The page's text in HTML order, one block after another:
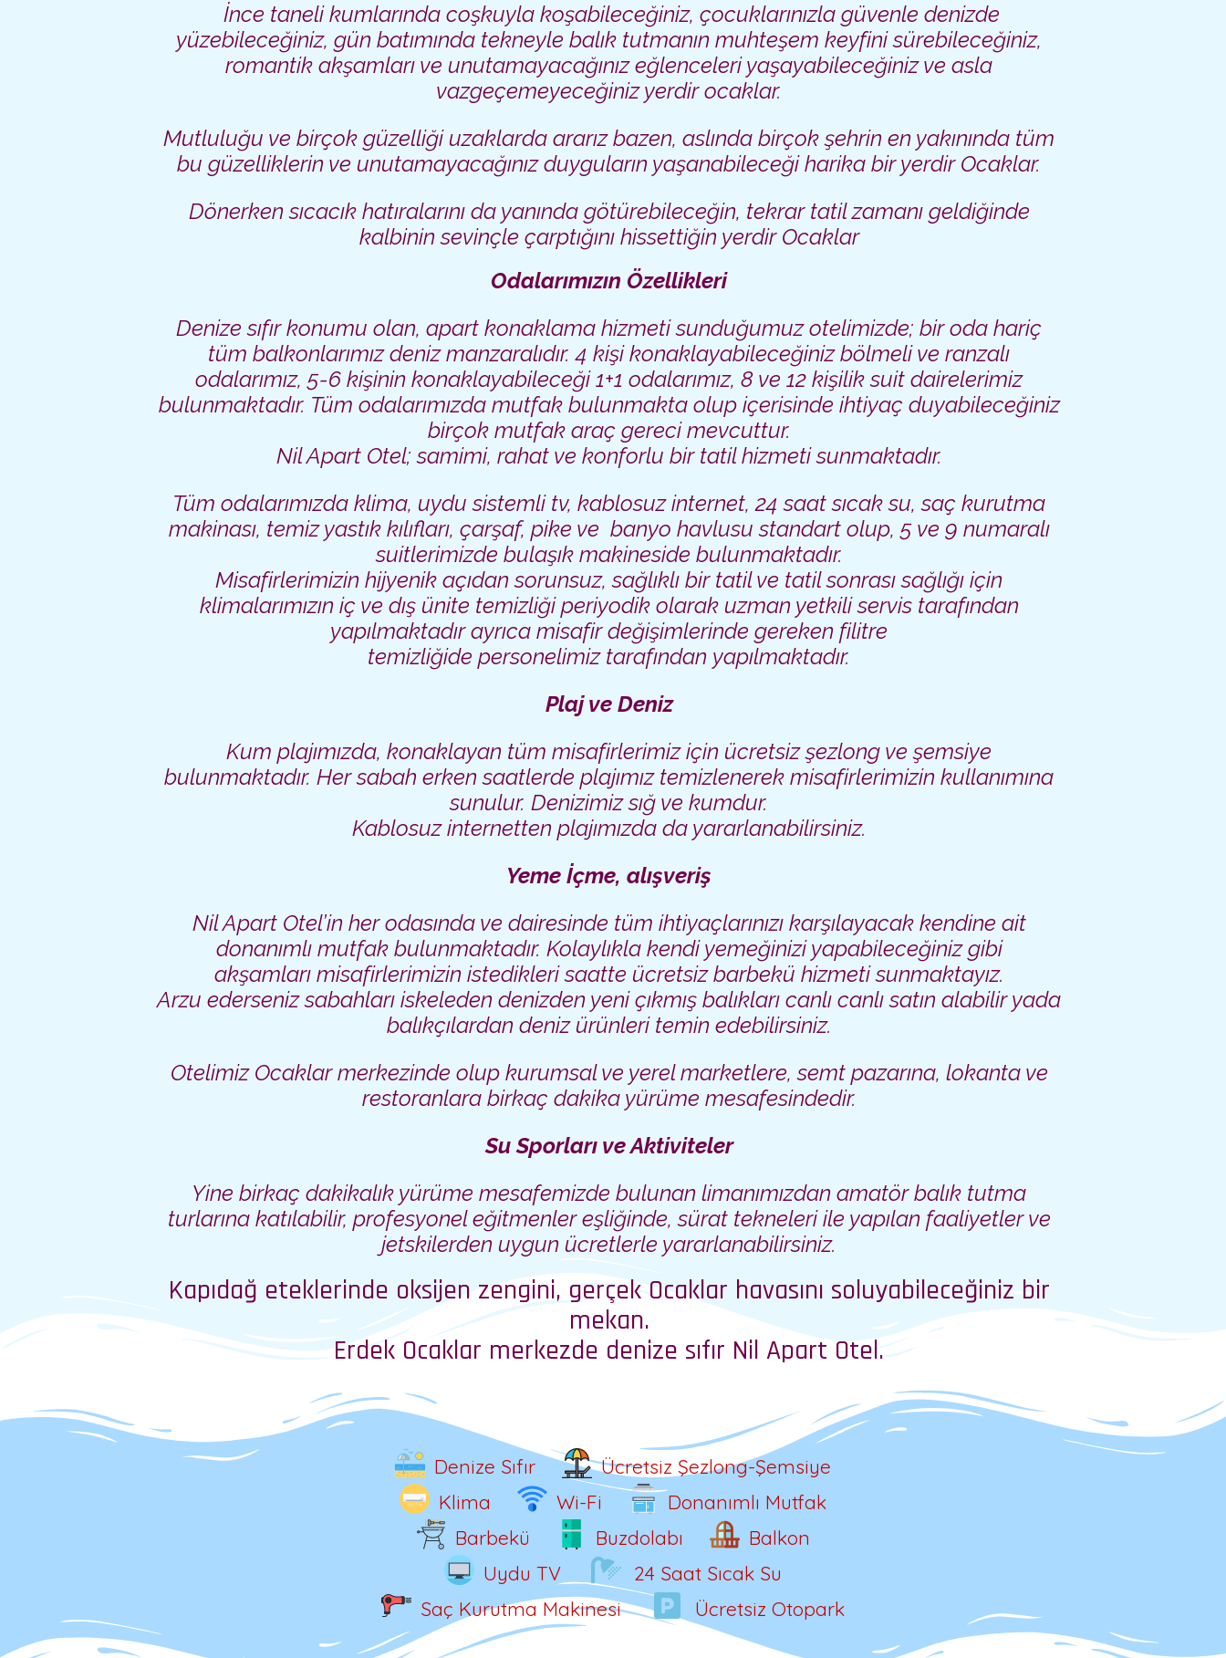
İnce taneli kumlarında coşkuyla koşabileceğiniz, çocuklarınızla güvenle denizde
yüzebileceğiniz, gün batımında tekneyle balık tutmanın muhteşem keyfini sürebileceğiniz,
romantik akşamları ve unutamayacağınız eğlenceleri yaşayabileceğiniz ve asla
vazgeçemeyeceğiniz yerdir ocaklar.
Mutluluğu ve birçok güzelliği uzaklarda ararız bazen, aslında birçok şehrin en yakınında tüm
bu güzelliklerin ve unutamayacağınız duyguların yaşanabileceği harika bir yerdir Ocaklar.
Dönerken sıcacık hatıralarını da yanında götürebileceğin, tekrar tatil zamanı geldiğinde
kalbinin sevinçle çarptığını hissettiğin yerdir Ocaklar
Odalarımızın Özellikleri
Denize sıfırkonumu olan, apart konaklama hizmeti sunduğumuz otelimizde; bir oda hariç
tüm balkonlarımız deniz manzaralıdır. 4 kişi konaklayabileceğiniz bölmeli ve ranzalı
odalarımız, 5-6 kişinin konaklayabileceği 1+1 odalarımız, 8 ve 12 kişilik suit dairelerimiz
bulunmaktadır. Tüm odalarımızda mutfak bulunmakta olup içerisinde ihtiyaç duyabileceğiniz
birçok mutfak araç gereci mevcuttur.
Nil Apart Otel; samimi, rahat ve konforlu bir tatil hizmeti sunmaktadır.
Tüm odalarımızda klima, uydu sistemli tv, kablosuz internet, 24 saat sıcak su, saç kurutma
makinası, temiz yastık kılıfları, çarşaf, pike ve banyo havlusu standart olup, 5 ve 9 numaralı
suitlerimizde bulaşık makineside bulunmaktadır.
Misafirlerimizin hijyenik açıdan sorunsuz, sağlıklı bir tatil ve tatil sonrası sağlığı için
klimalarımızın iç ve dış ünite temizliği periyodik olarak uzman yetkili servis tarafından
yapılmaktadır ayrıca misafir değişimlerinde gereken filitre
temizliğidepersonelimiztarafından yapılmaktadır.
Plaj ve Deniz
Kum plajımızda, konaklayan tüm misafirlerimiz için ücretsiz şezlong ve şemsiye
bulunmaktadır. Her sabah erken saatlerde plajımız temizlenerek misafirlerimizin kullanımına
sunulur. Denizimiz sığ ve kumdur.
Kablosuz internetten plajımızda da yararlanabilirsiniz.
Yeme İçme, alışveriş
Nil Apart Otel’in her odasında ve dairesinde tüm ihtiyaçlarınızı karşılayacak kendine ait
donanımlı mutfak bulunmaktadır. Kolaylıkla kendi yemeğinizi yapabileceğiniz gibi
akşamları misafirlerimizin istedikleri saatte ücretsiz barbekü hizmeti sunmaktayız.
Arzu edersenizsabahları iskeleden denizden yeni çıkmış balıklarıcanlı canlısatın alabilir yada
balıkçılardan deniz ürünleri temin edebilirsiniz.
Otelimiz Ocaklar merkezinde olup kurumsal ve yerel marketlere, semt pazarına, lokanta ve
restoranlara birkaç dakika yürüme mesafesindedir.
Su Sporları ve Aktiviteler
Yine birkaç dakikalık yürüme mesafemizde bulunan limanımızdan amatör balık tutma
turlarına katılabilir, profesyonel eğitmenler eşliğinde, sürat tekneleri ile yapılan faaliyetler ve
jetskilerden uygun ücretlerle yararlanabilirsiniz.
Kapıdağ eteklerinde oksijen zengini, gerçek Ocaklar havasını soluyabileceğiniz bir
mekan.
Erdek Ocaklar merkezde denize sıfır Nil Apart Otel.
Denize Sıfır
Ücretsiz Şezlong-Şemsiye
Klima
Wi-Fi
Donanımlı Mutfak
Barbekü
Buzdolabı
Balkon
Uydu TV
24 Saat Sıcak Su
Saç Kurutma Makinesi
Ücretsiz Otopark